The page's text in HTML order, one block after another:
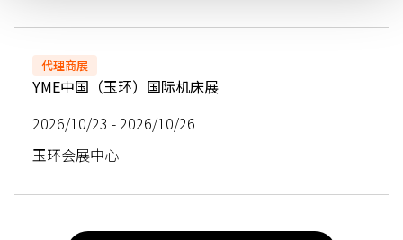
代理商展
YME中国（玉环）国际机床展
2026/10/23 - 2026/10/26
玉环会展中心